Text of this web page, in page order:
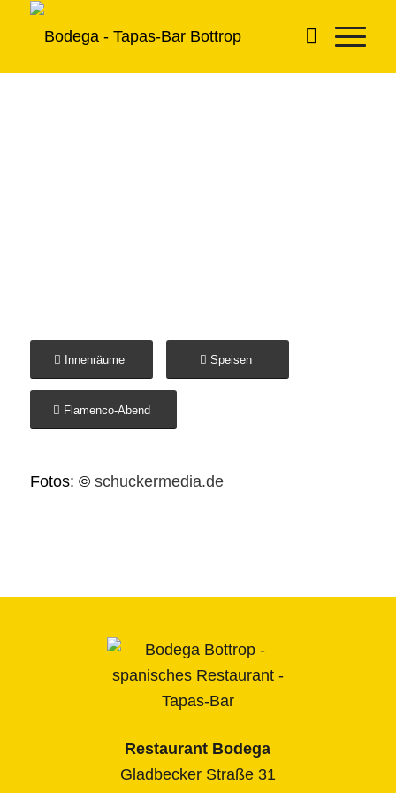
Innenräume Speisen
Flamenco-Abend
Fotos: © schuckermedia.de
Restaurant Bodega
Gladbecker Straße 31